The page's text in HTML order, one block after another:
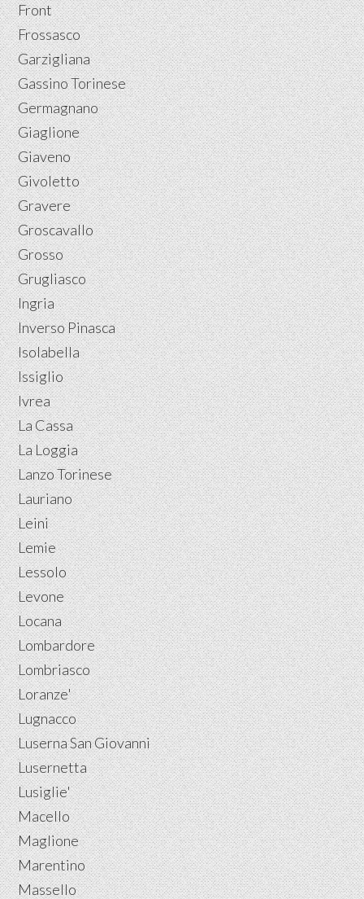
Front
Frossasco
Garzigliana
Gassino Torinese
Germagnano
Giaglione
Giaveno
Givoletto
Gravere
Groscavallo
Grosso
Grugliasco
Ingria
Inverso Pinasca
Isolabella
Issiglio
Ivrea
La Cassa
La Loggia
Lanzo Torinese
Lauriano
Leini
Lemie
Lessolo
Levone
Locana
Lombardore
Lombriasco
Loranze'
Lugnacco
Luserna San Giovanni
Lusernetta
Lusiglie'
Macello
Maglione
Marentino
Massello